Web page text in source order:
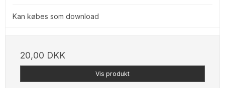
Kan købes som download
20,00 DKK
Vis produkt